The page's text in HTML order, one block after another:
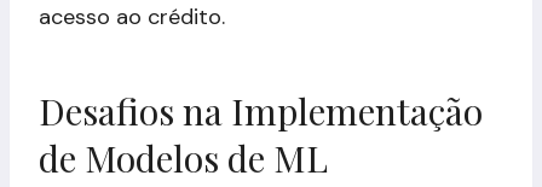
acesso ao crédito.
Desafios na Implementação
de Modelos de ML